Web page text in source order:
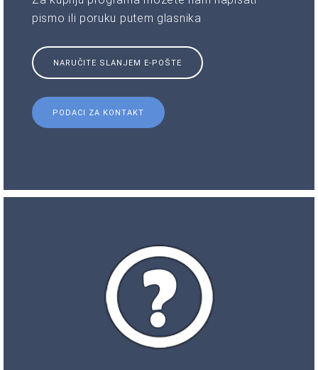
pismo ili poruku putem glasnika
NARUČITE SLANJEM E-POŠTE
PODACI ZA KONTAKT